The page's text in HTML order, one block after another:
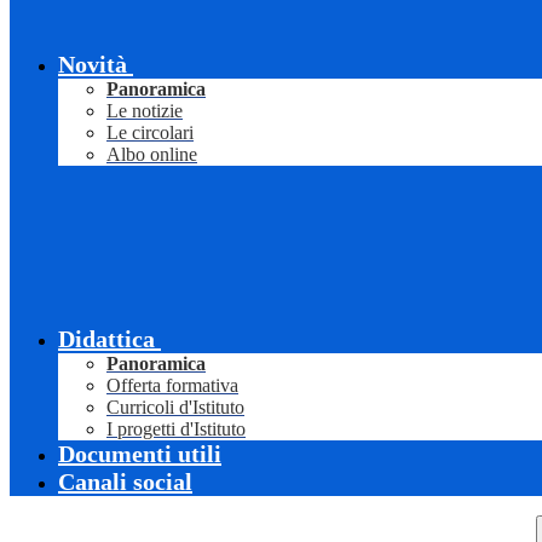
Novità
Panoramica
Le notizie
Le circolari
Albo online
Didattica
Panoramica
Offerta formativa
Curricoli d'Istituto
I progetti d'Istituto
Documenti utili
Canali social